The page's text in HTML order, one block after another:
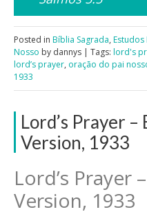
Posted in Bíblia Sagrada,
Nosso by dannys | Tags: lord's
lord’s prayer, oração do pai
1933
Lord’s Prayer
Version, 1933
Lord’s Prayer
Version, 1933